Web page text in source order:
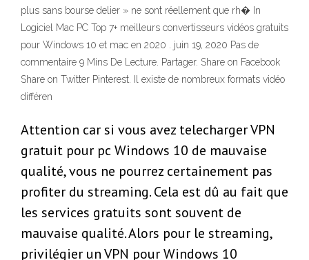
plus sans bourse delier » ne sont réellement que rh� In
Logiciel Mac PC Top 7+ meilleurs convertisseurs vidéos gratuits
pour Windows 10 et mac en 2020 . juin 19, 2020 Pas de
commentaire 9 Mins De Lecture. Partager. Share on Facebook
Share on Twitter Pinterest. Il existe de nombreux formats vidéo
différen
Attention car si vous avez telecharger VPN
gratuit pour pc Windows 10 de mauvaise
qualité, vous ne pourrez certainement pas
profiter du streaming. Cela est dû au fait que
les services gratuits sont souvent de
mauvaise qualité. Alors pour le streaming,
privilégier un VPN pour Windows 10